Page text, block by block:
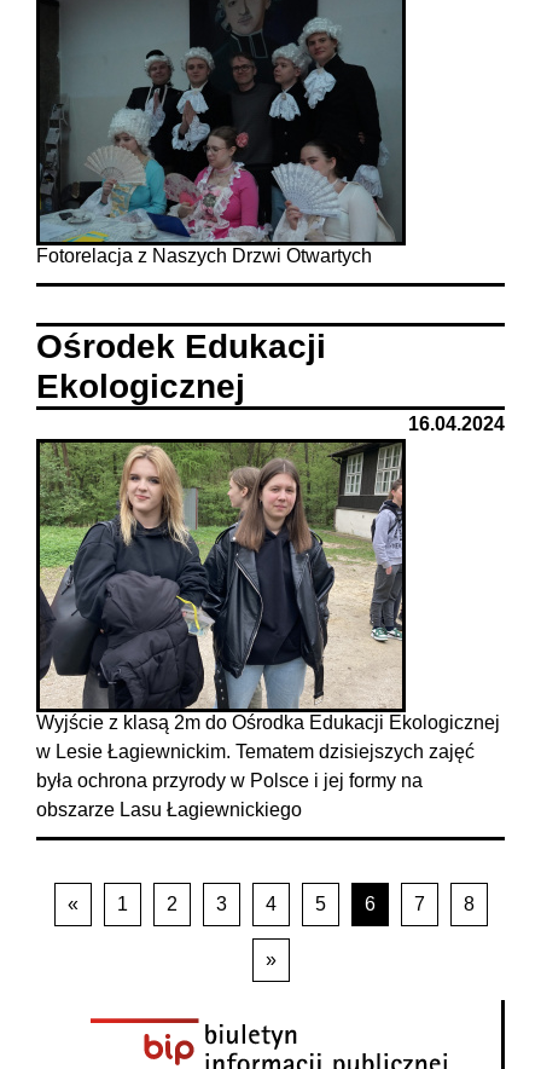
Fotorelacja z Naszych Drzwi Otwartych
Ośrodek Edukacji
Ekologicznej
16.04.2024
Wyjście z klasą 2m do Ośrodka Edukacji Ekologicznej
w Lesie Łagiewnickim. Tematem dzisiejszych zajęć
była ochrona przyrody w Polsce i jej formy na
obszarze Lasu Łagiewnickiego
« 1 2 3 4 5 6 7 8
»